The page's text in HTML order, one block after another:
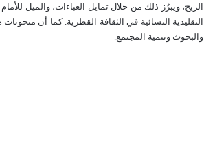
الریح، ويبرُز ذلك من خلال تمايل العباءات، والميل
التقليدية النسائية في الثقافة القطرية. كما أن
والبحوث وتنمية المجتمع.